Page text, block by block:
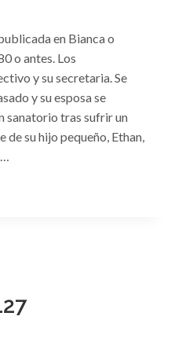
en Bianca o
o antes. Los
y su secretaria. Se
y su esposa se
sanatorio tras sufrir un
su hijo pequeño, Ethan,